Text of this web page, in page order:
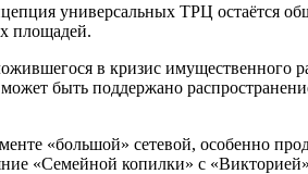
универсальных ТРЦ остаётся
площадей.
в кризис имущественного
быть поддержано
«большой» сетевой, особенно
«Семейной копилки» с